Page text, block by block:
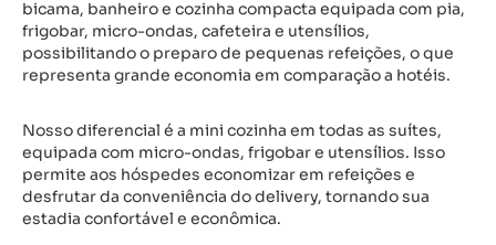
bicama, banheiro e cozinha compacta equipada com pia,
frigobar, micro-ondas, cafeteira e utensílios,
possibilitando o preparo de pequenas refeições, o que
representa grande economia em comparação a hotéis.
Nosso diferencial é a mini cozinha em todas as suítes,
equipada com micro-ondas, frigobar e utensílios. Isso
permite aos hóspedes economizar em refeições e
desfrutar da conveniência do delivery, tornando sua
estadia confortável e econômica.